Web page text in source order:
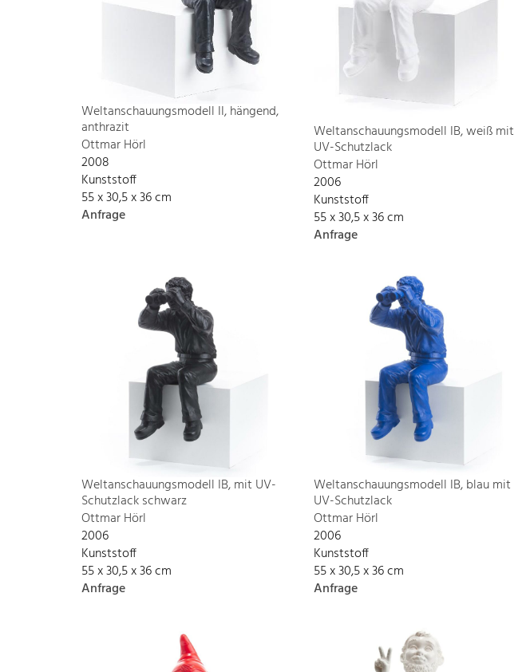
Weltanschauungsmodell II, hängend,
anthrazit
Ottmar Hörl
2008
Kunststoff
55 x 30,5 x 36 cm
Anfrage
Weltanschauungsmodell IB, weiß mit
UV-Schutzlack
Ottmar Hörl
2006
Kunststoff
55 x 30,5 x 36 cm
Anfrage
Weltanschauungsmodell IB, mit UV-
Schutzlack schwarz
Ottmar Hörl
2006
Kunststoff
55 x 30,5 x 36 cm
Anfrage
Weltanschauungsmodell IB, blau mit
UV-Schutzlack
Ottmar Hörl
2006
Kunststoff
55 x 30,5 x 36 cm
Anfrage